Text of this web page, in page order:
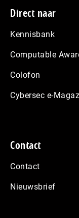
Footer
Direct naar
Kennisbank
Computable
Colofon
Cybersec e-
Contact
Contact
Nieuwsbrief